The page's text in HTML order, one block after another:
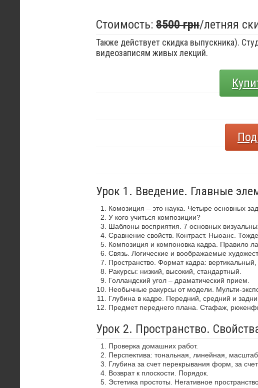
Стоимость: 8500 грн/летняя
Также действует скидка выпускника).
видеозаписям живых лекций.
Урок 1. Введение. Главные
Комозиция – это наука. Четыре основных
У кого учиться композиции?
Шаблоны восприятия. 7 основных
Сравнение свойств. Контраст. Ньюанс.
Композиция и компоновка кадра. Правило
Связь. Логические и воображаемые
Пространство. Формат кадра: вертикальный,
Ракурсы: низкий, высокий, стандартный.
Голландский угол – драматический прием.
Необычные ракурсы от модели. Мульти-
Глубина в кадре. Передний, средний и
Предмет переднего плана. Стафаж,
Урок 2. Пространство.
Проверка домашних работ.
Перспектива: тональная, линейная,
Глубина за счет перекрывания форм, за счет
Возврат к плоскости. Порядок.
Эстетика простоты. Негативное